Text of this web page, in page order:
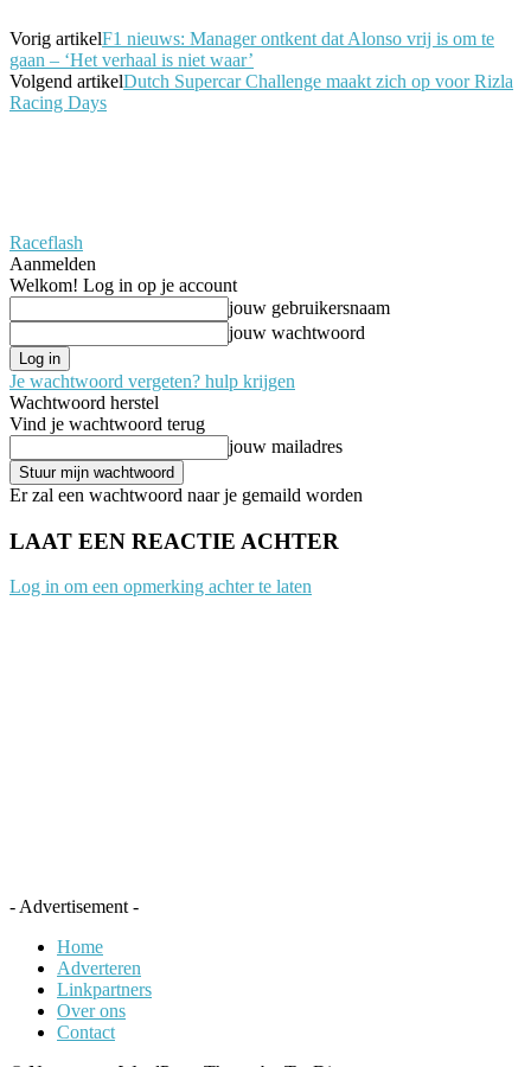
Vorig artikelF1 nieuws: Manager ontkent dat Alonso vrij is om te
gaan – ‘Het verhaal is niet waar’
Volgend artikelDutch Supercar Challenge maakt zich op voor Rizla
Racing Days
Raceflash
Aanmelden
Welkom! Log in op je account
jouw gebruikersnaam
jouw wachtwoord
Je wachtwoord vergeten? hulp krijgen
Wachtwoord herstel
Vind je wachtwoord terug
jouw mailadres
Er zal een wachtwoord naar je gemaild worden
LAAT EEN REACTIE ACHTER
Log in om een opmerking achter te laten
- Advertisement -
Home
Adverteren
Linkpartners
Over ons
Contact